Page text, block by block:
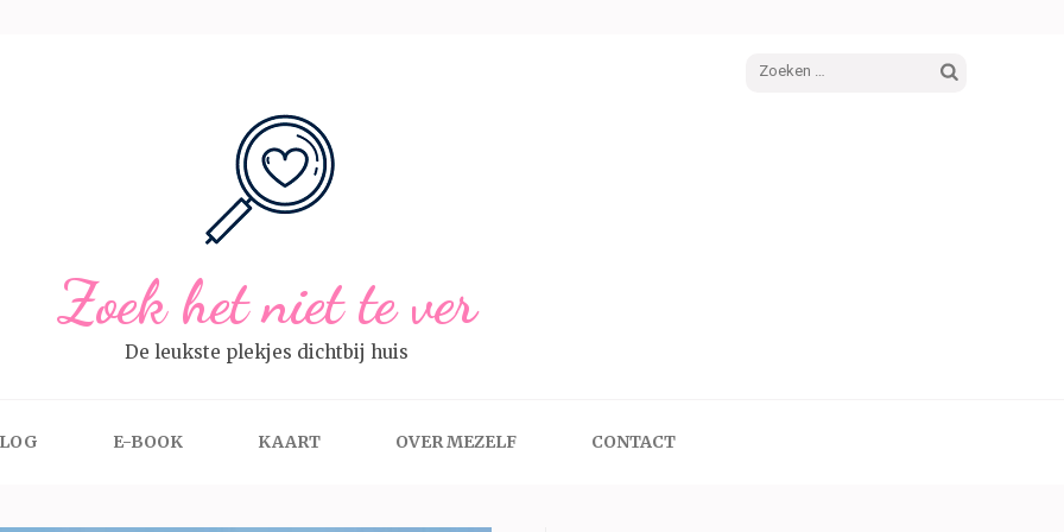
Zoeken
Zoek het niet te ver
De leukste plekjes dichtbij huis
E-BOOK KAART OVER MEZELF CONTACT